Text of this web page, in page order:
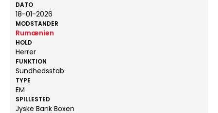
DATO
18-01-2026
MODSTANDER
Rumænien
HOLD
Herrer
FUNKTION
Sundhedsstab
TYPE
EM
SPILLESTED
Jyske Bank Boxen